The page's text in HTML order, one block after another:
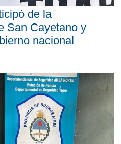
de la
San Cayetano y
nacional